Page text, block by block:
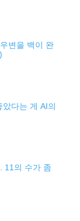
변을 백이 완
다는 게 AI의
11의 수가 좀